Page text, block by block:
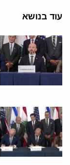
עוד בנושא